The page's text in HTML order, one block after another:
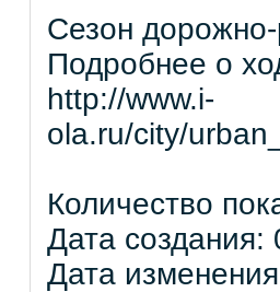
Сезон
Подробнее о
http://www.i-
ola.ru/city/
Количество
Дата
Дата